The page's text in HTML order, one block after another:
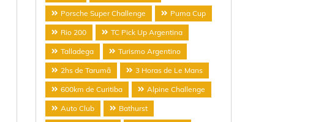
Porsche Super Challenge Puma Cup
Rio 200 TC Pick Up Argentina
Talladega Turismo Argentino
2hs de Tarumã 3 Horas de Le Mans
600km de Curitiba Alpine Challenge
Auto Club Bathurst